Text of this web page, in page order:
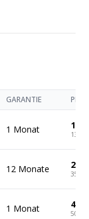
GARANTIE PREIS
1 Monat
12 Monate
1 Monat